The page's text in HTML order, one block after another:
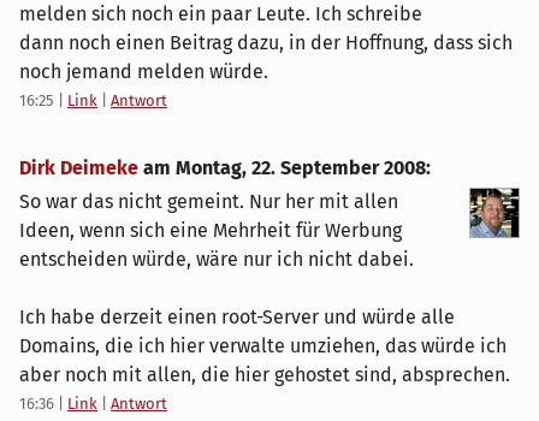
melden sich noch ein paar Leute. Ich schreibe
dann noch einen Beitrag dazu, in der Hoffnung, dass sich
noch jemand melden würde.
16:25 Link Antwort
Dirk Deimeke am Montag, 22. September 2008:
So war das nicht gemeint. Nur her mit allen
Ideen, wenn sich eine Mehrheit für Werbung
entscheiden würde, wäre nur ich nicht dabei.
Ich habe derzeit einen root-Server und würde alle
Domains, die ich hier verwalte umziehen, das würde ich
aber noch mit allen, die hier gehostet sind, absprechen.
16:36 Link Antwort